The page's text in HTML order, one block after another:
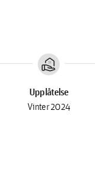
real_estate_agent
Upplåtelse
Vinter 2024